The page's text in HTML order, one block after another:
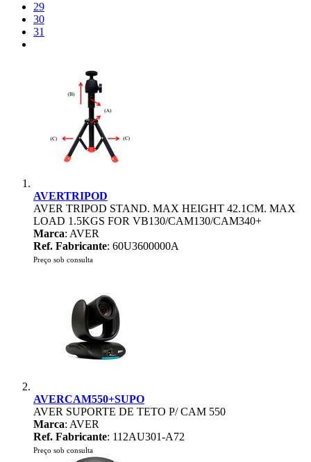
29
30
31
AVERTRIPOD
AVER TRIPOD STAND. MAX HEIGHT 42.1CM. MAX
LOAD 1.5KGS FOR VB130/CAM130/CAM340+
Marca: AVER
Ref. Fabricante: 60U3600000A
Preço sob consulta
AVERCAM550+SUPO
AVER SUPORTE DE TETO P/ CAM 550
Marca: AVER
Ref. Fabricante: 112AU301-A72
Preço sob consulta